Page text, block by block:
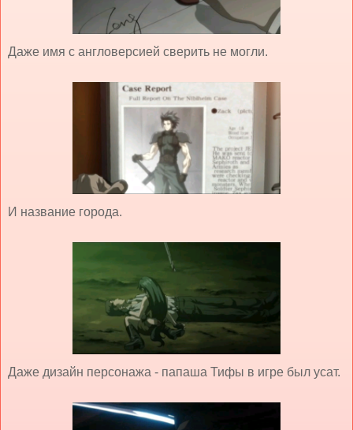
Даже имя с англоверсией сверить не могли.
И название города.
Даже дизайн персонажа - папаша Тифы в игре был усат.